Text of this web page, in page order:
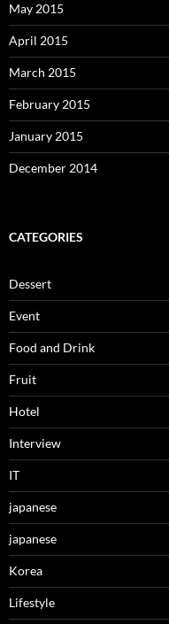
May 2015
April 2015
March 2015
February 2015
January 2015
December 2014
CATEGORIES
Dessert
Event
Food and Drink
Fruit
Hotel
Interview
IT
japanese
japanese
Korea
Lifestyle